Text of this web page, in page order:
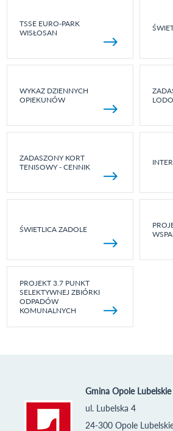
TSSE EURO-PARK
WISŁOSAN
WYKAZ DZIENNYCH
OPIEKUNÓW
ZADASZONY KORT
TENISOWY - CENNIK
ŚWIETLICA ZADOLE
PROJEKT 3.7 PUNKT
SELEKTYWNEJ ZBIÓRKI
ODPADÓW
KOMUNALNYCH
Gmina Opole Lubelskie
ul. Lubelska 4
24-300 Opole